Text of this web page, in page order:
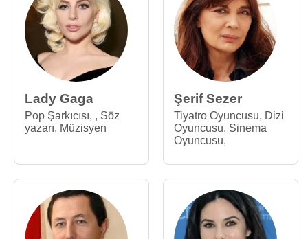
Lady Gaga
Pop Şarkıcısı, , Söz
yazarı, Müzisyen
Şerif Sezer
Tiyatro Oyuncusu, Dizi
Oyuncusu, Sinema
Oyuncusu,